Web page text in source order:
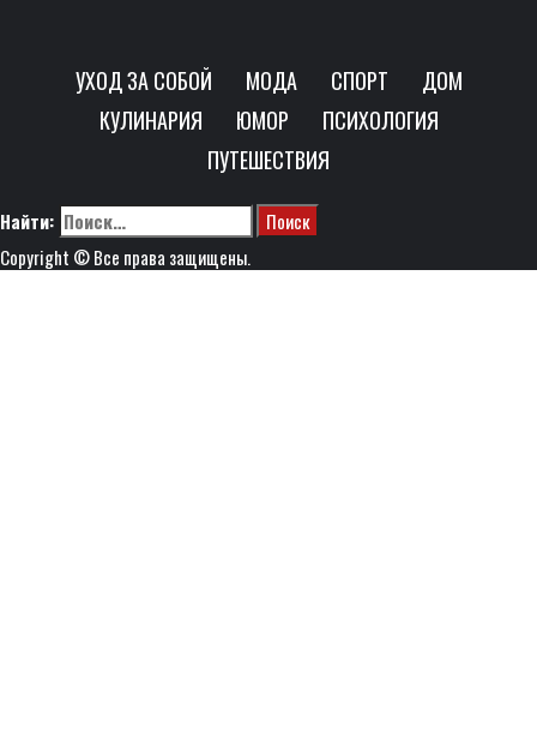
УХОД ЗА СОБОЙ МОДА СПОРТ
ДОМ
КУЛИНАРИЯ
ЮМОР
ПСИХОЛОГИЯ
ПУТЕШЕСТВИЯ
Найти:
Copyright © Все права защищены.